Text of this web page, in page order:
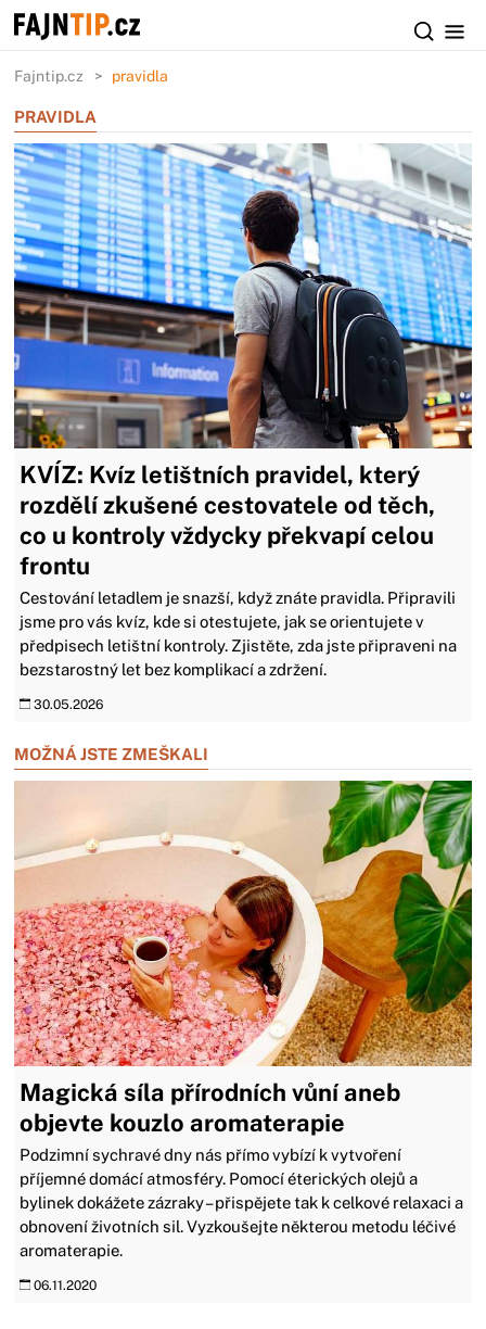
Fajntip.cz pravidla
PRAVIDLA
KVÍZ: Kvíz letištních pravidel, který
rozdělí zkušené cestovatele od těch,
co u kontroly vždycky překvapí celou
frontu
Cestování letadlem je snazší, když znáte pravidla. Připravili
jsme pro vás kvíz, kde si otestujete, jak se orientujete v
předpisech letištní kontroly. Zjistěte, zda jste připraveni na
bezstarostný let bez komplikací a zdržení.
30.05.2026
MOŽNÁ JSTE ZMEŠKALI
Magická síla přírodních vůní aneb
objevte kouzlo aromaterapie
Podzimní sychravé dny nás přímo vybízí k vytvoření
příjemné domácí atmosféry. Pomocí éterických olejů a
bylinek dokážete zázraky – přispějete tak k celkové relaxaci a
obnovení životních sil. Vyzkoušejte některou metodu léčivé
aromaterapie.
06.11.2020